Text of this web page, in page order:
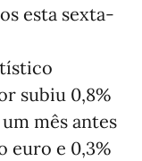
esta sexta-
subiu 0,8%
mês antes
euro e 0,3%